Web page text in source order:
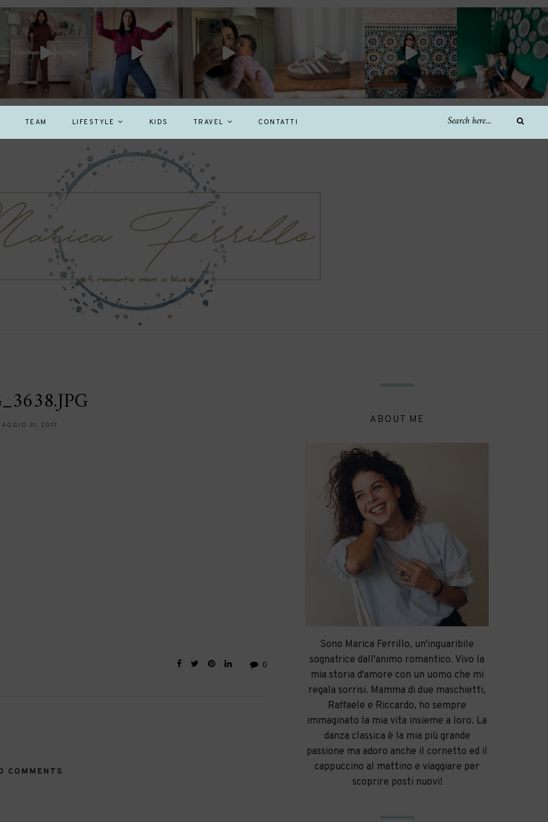
TEAM LIFESTYLE KIDS TRAVEL CONTATTI
31, 2017
0
COMMENTS
ABOUT ME
Sono Marica Ferrillo, un'inguaribile
sognatrice dall'animo romantico. Vivo la
mia storia d'amore con un uomo che mi
regala sorrisi. Mamma di due maschietti,
Raffaele e Riccardo, ho sempre
immaginato la mia vita insieme a loro. La
danza classica è la mia più grande
passione ma adoro anche il cornetto ed il
cappuccino al mattino e viaggiare per
scoprire posti nuovi!